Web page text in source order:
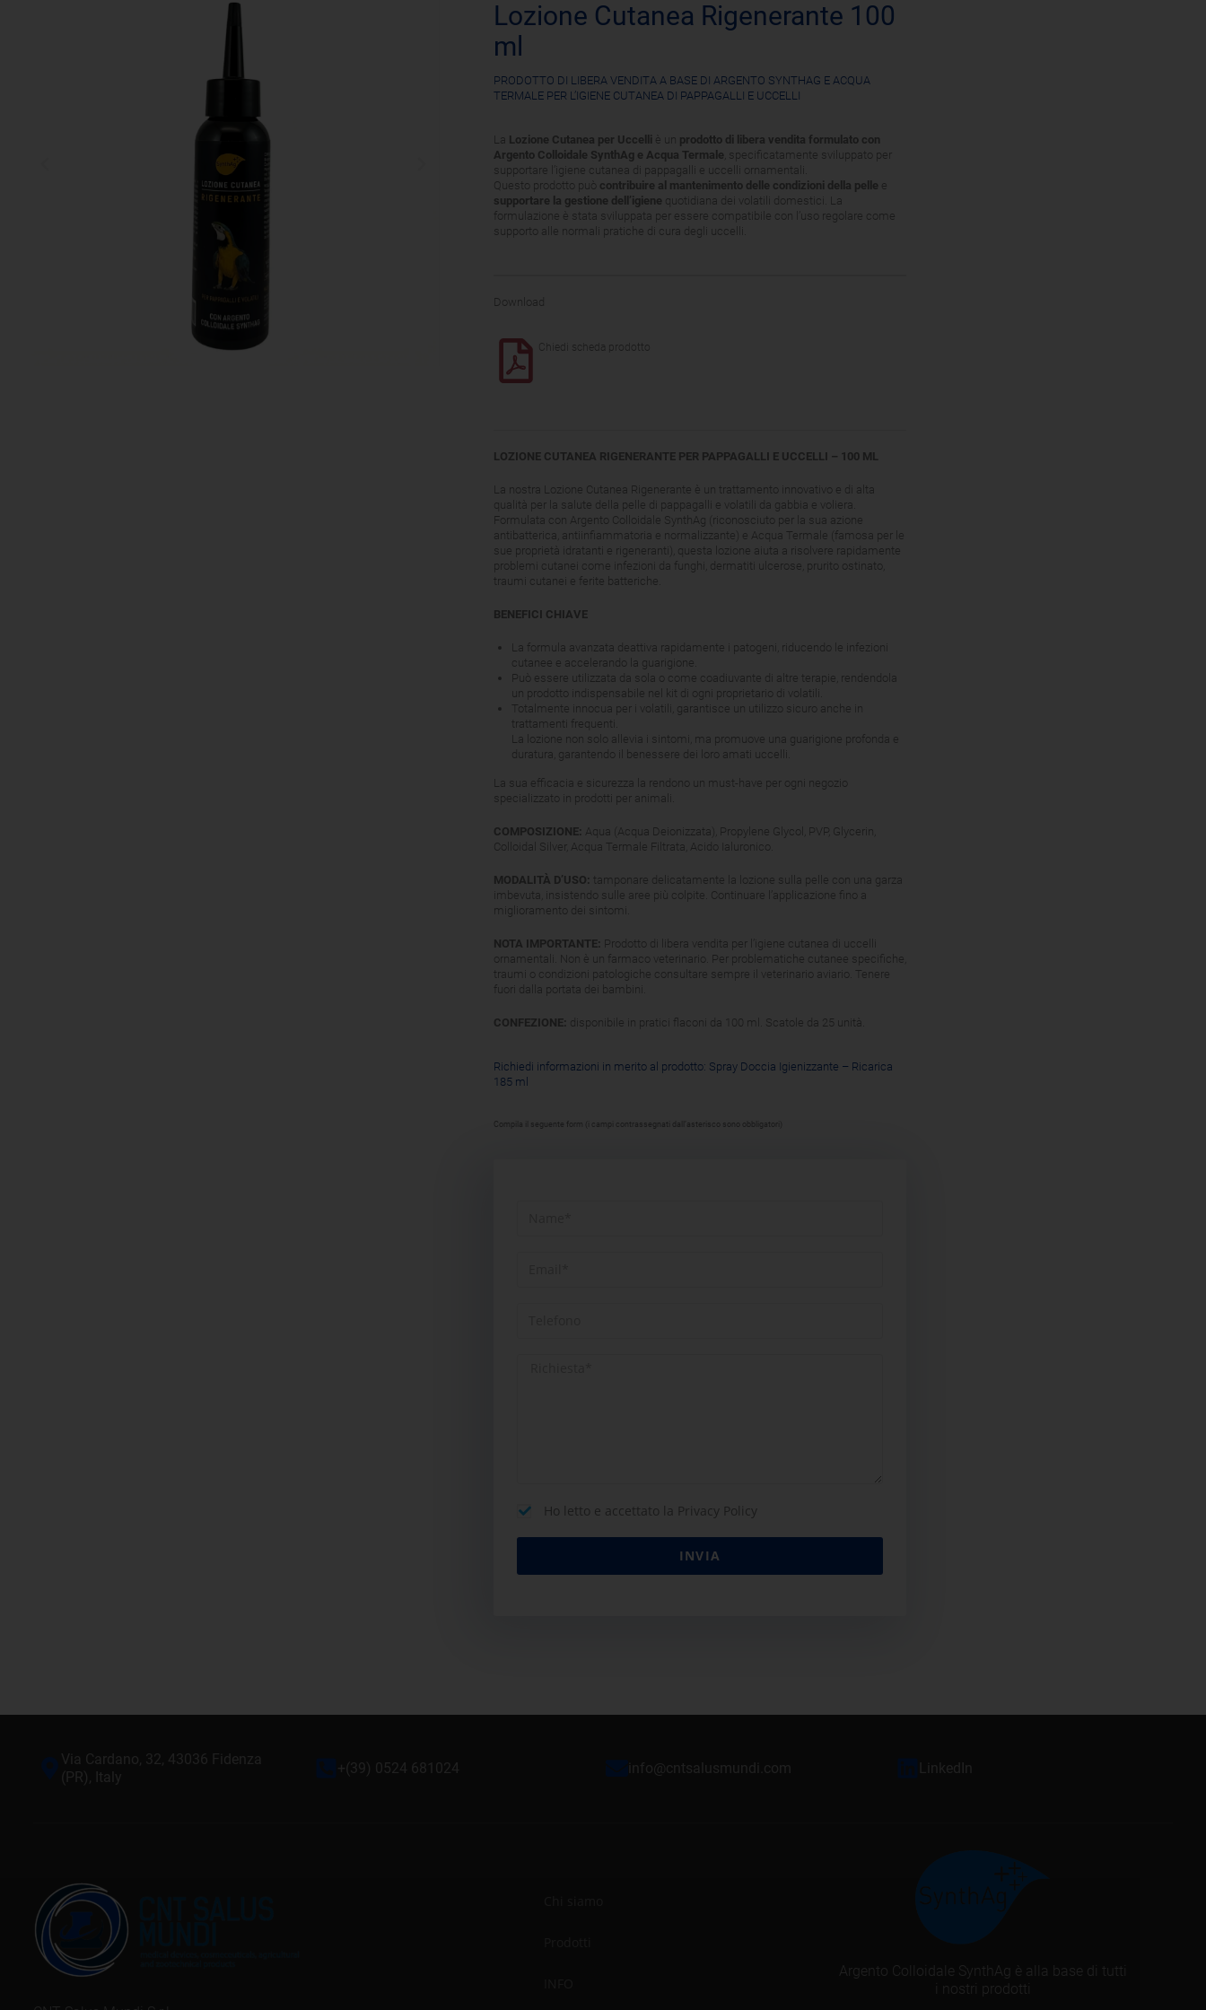
Lozione Cutanea Rigenerante 100
ml
PRODOTTO DI LIBERA VENDITA A BASE DI ARGENTO SYNTHAG E ACQUA
TERMALE PER L’IGIENE CUTANEA DI PAPPAGALLI E UCCELLI
La Lozione Cutanea per Uccelli è un prodotto di libera vendita formulato con
Argento Colloidale SynthAg e Acqua Termale , specificatamente sviluppato per
supportare l’igiene cutanea di pappagalli e uccelli ornamentali.
Questo prodotto può contribuire al mantenimento delle condizioni della pelle e
supportare la gestione dell’igiene quotidiana dei volatili domestici. La
formulazione è stata sviluppata per essere compatibile con l’uso regolare come
supporto alle normali pratiche di cura degli uccelli.
Download
Chiedi scheda prodotto
LOZIONE CUTANEA RIGENERANTE PER PAPPAGALLI E UCCELLI – 100 ML
La nostra Lozione Cutanea Rigenerante è un trattamento innovativo e di alta
qualità per la salute della pelle di pappagalli e volatili da gabbia e voliera.
Formulata con Argento Colloidale SynthAg (riconosciuto per la sua azione
antibatterica, antiinfiammatoria e normalizzante) e Acqua Termale (famosa per le
sue proprietà idratanti e rigeneranti), questa lozione aiuta a risolvere rapidamente
problemi cutanei come infezioni da funghi, dermatiti ulcerose, prurito ostinato,
traumi cutanei e ferite batteriche.
BENEFICI CHIAVE
La formula avanzata deattiva rapidamente i patogeni, riducendo le infezioni
cutanee e accelerando la guarigione.
Può essere utilizzata da sola o come coadiuvante di altre terapie, rendendola
un prodotto indispensabile nel kit di ogni proprietario di volatili.
Totalmente innocua per i volatili, garantisce un utilizzo sicuro anche in
trattamenti frequenti.
La lozione non solo allevia i sintomi, ma promuove una guarigione profonda e
duratura, garantendo il benessere dei loro amati uccelli.
La sua efficacia e sicurezza la rendono un must-have per ogni negozio
specializzato in prodotti per animali.
COMPOSIZIONE: Aqua (Acqua Deionizzata), Propylene Glycol, PVP, Glycerin,
Colloidal Silver, Acqua Termale Filtrata, Acido Ialuronico.
MODALITÀ D’USO: tamponare delicatamente la lozione sulla pelle con una garza
imbevuta, insistendo sulle aree più colpite. Continuare l’applicazione fino a
miglioramento dei sintomi.
NOTA IMPORTANTE: Prodotto di libera vendita per l’igiene cutanea di uccelli
ornamentali. Non è un farmaco veterinario. Per problematiche cutanee specifiche,
traumi o condizioni patologiche consultare sempre il veterinario aviario. Tenere
fuori dalla portata dei bambini.
CONFEZIONE: disponibile in pratici flaconi da 100 ml. Scatole da 25 unità.
Richiedi informazioni in merito al prodotto: Spray Doccia Igienizzante – Ricarica
185 ml
Compila il seguente form (i campi contrassegnati dall’asterisco sono obbligatori)
Ho letto e accettato la Privacy Policy
INVIA
Via Cardano, 32, 43036 Fidenza
(PR), Italy
+(39) 0524 681024 info@cntsalusmundi.com LinkedIn
Argento Colloidale SynthAg è alla base di tutti
i nostri prodotti